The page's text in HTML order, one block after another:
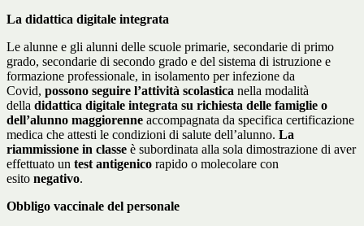
La didattica digitale integrata
Le alunne e gli alunni delle scuole primarie, secondarie di primo
grado, secondarie di secondo grado e del sistema di istruzione e
formazione professionale, in isolamento per infezione da
Covid, possono seguire l’attività scolastica nella modalità
della didattica digitale integrata su richiesta delle famiglie o
dell’alunno maggiorenne accompagnata da specifica certificazione
medica che attesti le condizioni di salute dell’alunno. La
riammissione in classe è subordinata alla sola dimostrazione di aver
effettuato un test antigenico rapido o molecolare con
esito negativo.
Obbligo vaccinale del personale